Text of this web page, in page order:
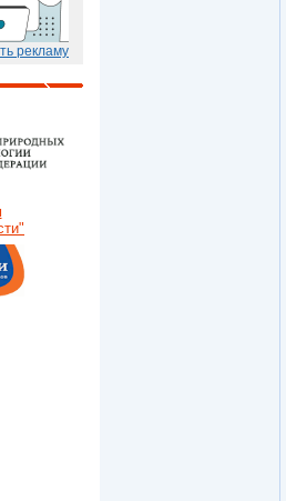
рекламу